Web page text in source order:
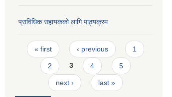
प्राविधिक सहायकको लागि पाठ्यक्रम
Pages
« first ‹ previous 1
2 3 4 5
next › last »